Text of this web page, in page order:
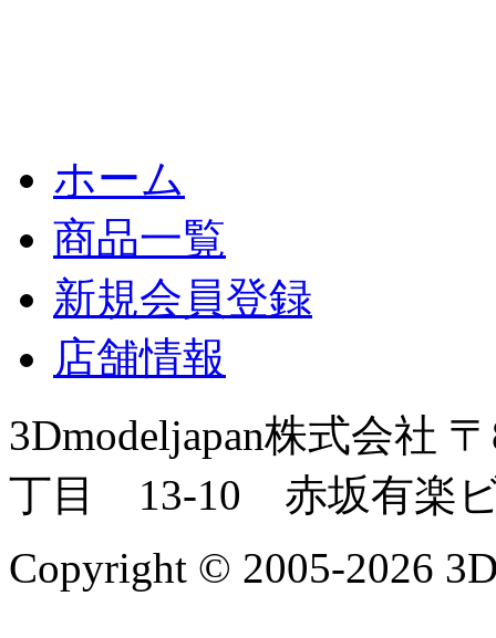
ホーム
商品一覧
新規会員登録
店舗情報
3Dmodeljapan株式会社
丁目 13-10 赤坂有楽
Copyright © 2005-2026